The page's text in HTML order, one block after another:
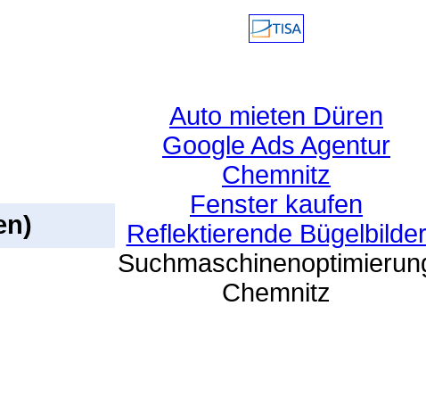
Auto mieten Düren
Google Ads Agentur
Chemnitz
Fenster kaufen
Reflektierende Bügelbilder
Chemnitz